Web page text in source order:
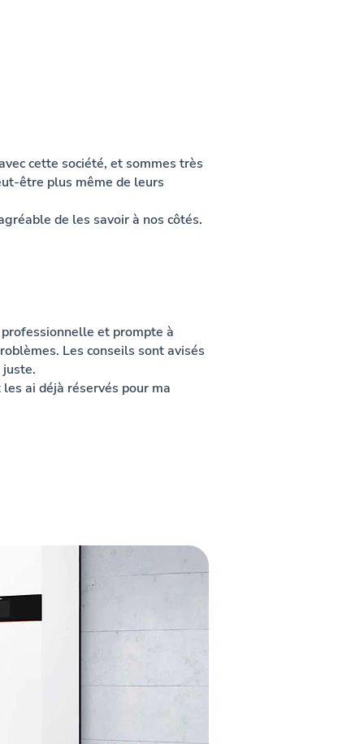
cette société, et sommes très
être plus même de leurs
de les savoir à nos côtés.
et prompte à
Les conseils sont avisés
ai déjà réservés pour ma